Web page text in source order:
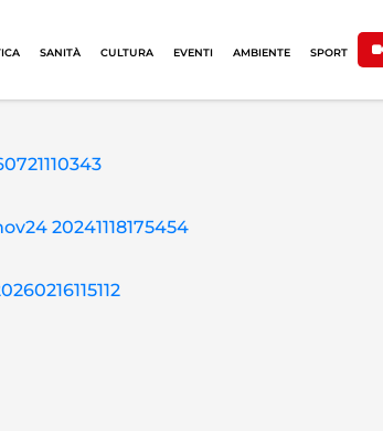
SANITÀ CULTURA EVENTI AMBIENTE SPORT